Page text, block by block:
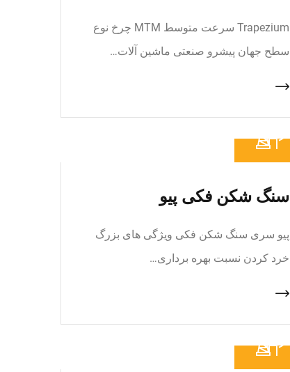
Trapezium سرعت متوسط MTM چرخ نوع
سطح جهان پیشرو صنعتی ماشین آلات…
سنگ شکن فکی پیو
پیو سری سنگ شکن فکی ویژگی های بزرگ
خرد کردن نسبت بهره برداری…